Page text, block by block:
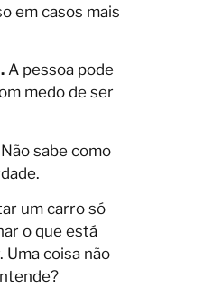
em casos mais
A pessoa pode
medo de ser
Não sabe como
um carro só
o que está
coisa não